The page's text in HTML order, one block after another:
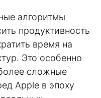
алгоритмы
продуктивность
время на
Это особенно
сложные
Apple в эпоху